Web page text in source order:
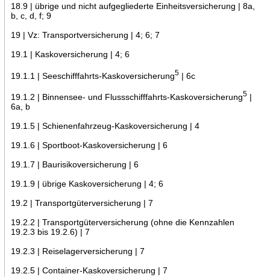
18.9 | übrige und nicht aufgegliederte Einheitsversicherung | 8a,
b, c, d, f; 9
19 | Vz: Transportversicherung | 4; 6; 7
19.1 | Kaskoversicherung | 4; 6
19.1.1 | Seeschifffahrts-Kaskoversicherung5| 6c
19.1.2 | Binnensee- und Flussschifffahrts-Kaskoversicherung5|
6a, b
19.1.5 | Schienenfahrzeug-Kaskoversicherung | 4
19.1.6 | Sportboot-Kaskoversicherung | 6
19.1.7 | Baurisikoversicherung | 6
19.1.9 | übrige Kaskoversicherung | 4; 6
19.2 | Transportgüterversicherung | 7
19.2.2 | Transportgüterversicherung (ohne die Kennzahlen
19.2.3 bis 19.2.6) | 7
19.2.3 | Reiselagerversicherung | 7
19.2.5 | Container-Kaskoversicherung | 7